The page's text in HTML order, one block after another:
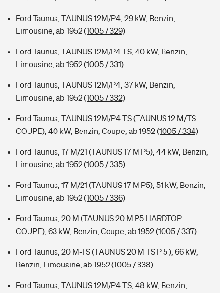
Ford Taunus, TAUNUS 12M/P4, 29 kW, Benzin,
Limousine, ab 1952(1005 / 329)
Ford Taunus, TAUNUS 12M/P4 TS, 40 kW, Benzin,
Limousine, ab 1952(1005 / 331)
Ford Taunus, TAUNUS 12M/P4, 37 kW, Benzin,
Limousine, ab 1952(1005 / 332)
Ford Taunus, TAUNUS 12M/P4 TS (TAUNUS 12 M/TS
COUPE), 40 kW, Benzin, Coupe, ab 1952(1005 / 334)
Ford Taunus, 17 M/21 (TAUNUS 17 M P5), 44 kW, Benzin,
Limousine, ab 1952(1005 / 335)
Ford Taunus, 17 M/21 (TAUNUS 17 M P5), 51 kW, Benzin,
Limousine, ab 1952(1005 / 336)
Ford Taunus, 20 M (TAUNUS 20 M P5 HARDTOP
COUPE), 63 kW, Benzin, Coupe, ab 1952(1005 / 337)
Ford Taunus, 20 M-TS (TAUNUS 20 M TS P 5 ), 66 kW,
Benzin, Limousine, ab 1952(1005 / 338)
Ford Taunus, TAUNUS 12M/P4 TS, 48 kW, Benzin,